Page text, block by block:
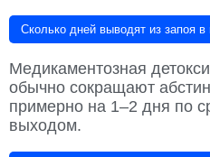
Сколько дней выводят из запоя в
Медикаментозная
обычно сокращают
примерно на 1–2 дня по
выходом.